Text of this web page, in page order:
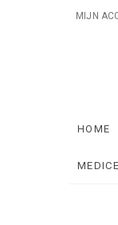
MIJN
HOME